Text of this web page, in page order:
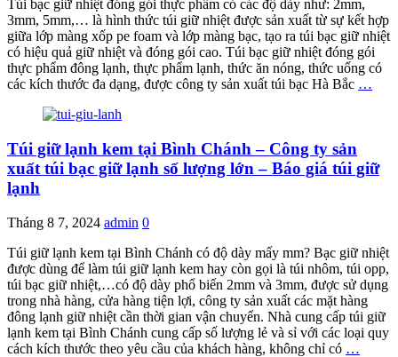
Túi bạc giữ nhiệt đóng gói thực phẩm có các độ dày như: 2mm,
3mm, 5mm,… là hình thức túi giữ nhiệt được sản xuất từ sự kết hợp
giữa lớp màng xốp pe foam và lớp màng bạc, tạo ra túi bạc giữ nhiệt
có hiệu quả giữ nhiệt và đóng gói cao. Túi bạc giữ nhiệt đóng gói
thực phẩm đông lạnh, thực phẩm lạnh, thức ăn nóng, thức uống có
các kích thước đa dạng, được công ty sản xuất túi bạc Hà Bắc …
Túi giữ lạnh kem tại Bình Chánh – Công ty sản
xuất túi bạc giữ lạnh số lượng lớn – Báo giá túi giữ
lạnh
Tháng 8 7, 2024 admin 0
Túi giữ lạnh kem tại Bình Chánh có độ dày mấy mm? Bạc giữ nhiệt
được dùng để làm túi giữ lạnh kem hay còn gọi là túi nhôm, túi opp,
túi bạc giữ nhiệt,…có độ dày phổ biến 2mm và 3mm, được sử dụng
trong nhà hàng, cửa hàng tiện lợi, công ty sản xuất các mặt hàng
đông lạnh giữ nhiệt cần thời gian vận chuyển. Nhà cung cấp túi giữ
lạnh kem tại Bình Chánh cung cấp số lượng lẻ và sỉ với các loại quy
cách kích thước theo yêu cầu của khách hàng, không chỉ có …